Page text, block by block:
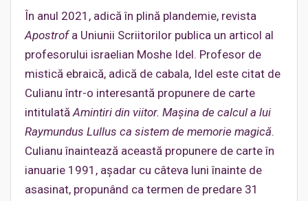
În anul 2021, adică în plină plandemie, revista
Apostrofa Uniunii Scriitorilor publica un articol al
profesorului israelian Moshe Idel. Profesor de
mistică ebraică, adică de cabala, Idel este citat de
Culianu într-o interesantă propunere de carte
intitulatăAmintiri din viitor. Mașina de calcul a lui
Raymundus Lullus ca sistem de memorie magică.
Culianu înaintează această propunere de carte în
ianuarie 1991, așadar cu câteva luni înainte de
asasinat, propunând ca termen de predare 31